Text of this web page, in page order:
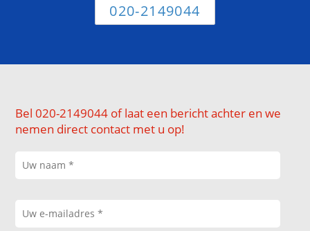
020-2149044
Bel 020-2149044 of laat een bericht achter en we
nemen direct contact met u op!